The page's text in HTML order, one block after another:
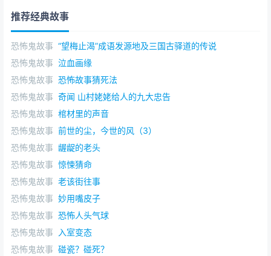
推荐经典故事
恐怖鬼故事 “望梅止渴”成语发源地及三国古驿道的传说
恐怖鬼故事 泣血画缘
恐怖鬼故事 恐怖故事猜死法
恐怖鬼故事 奇闻 山村姥姥给人的九大忠告
恐怖鬼故事 棺材里的声音
恐怖鬼故事 前世的尘，今世的风（3）
恐怖鬼故事 龌龊的老头
恐怖鬼故事 惊悚猜命
恐怖鬼故事 老该街往事
恐怖鬼故事 妙用嘴皮子
恐怖鬼故事 恐怖人头气球
恐怖鬼故事
入室变态
恐怖鬼故事 碰瓷？碰死？